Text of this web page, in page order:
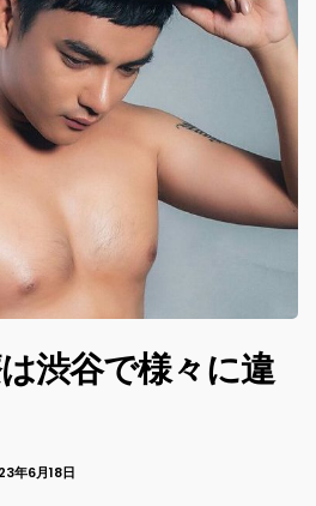
渋谷で様々に違
年6月18日